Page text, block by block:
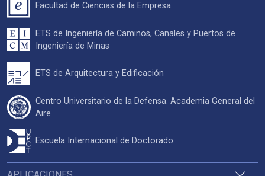
Facultad de Ciencias de la Empresa
ETS de Ingeniería de Caminos, Canales y Puertos de
Ingeniería de Minas
ETS de Arquitectura y Edificación
Centro Universitario de la Defensa. Academia General del
Aire
Escuela Internacional de Doctorado